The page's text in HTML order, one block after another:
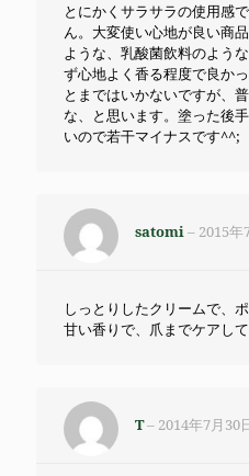
とにかくサラサラの使用感
ん。大変使い心地が良い商
ような、乳酸菌飲料のよう
ず心地よく香る程度で良か
とまではいかないですが、
な、と思います。塗った後
いので若干マイナスです^^;
satomi– 2015年
しっとりしたクリームで、
甘い香りで、爪までケアし
T– 2014年7月30